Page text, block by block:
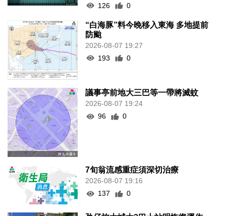
126
0
“白海豚”料今晚移入東海 多地提前
防颱
2026-08-07 19:27
193
0
議事亭前地大三巴等一帶將滅蚊
2026-08-07 19:24
96
0
7旬翁流感重症須深切治療
2026-08-07 19:16
137
0